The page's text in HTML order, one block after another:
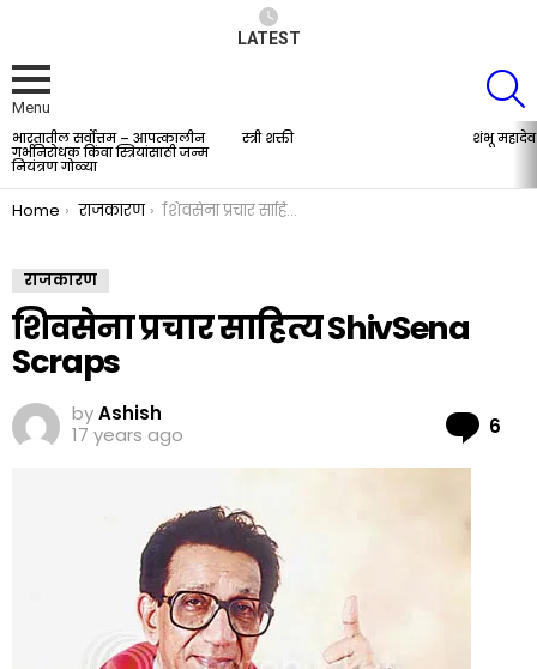
LATEST
Menu
LATEST
STORIES
भारतातील सर्वोत्तम – आपत्कालीन
गर्भनिरोधक किंवा स्त्रियांसाठी जन्म
नियंत्रण गोळ्या
स्त्री शक्ती शंभू महादेव
You are here:
Home राजकारण शिवसेना प्रचार साहित्य ShivSena Scraps
राजकारण
शिवसेना प्रचार साहित्य ShivSena
Scraps
byAshish
17 years ago
6